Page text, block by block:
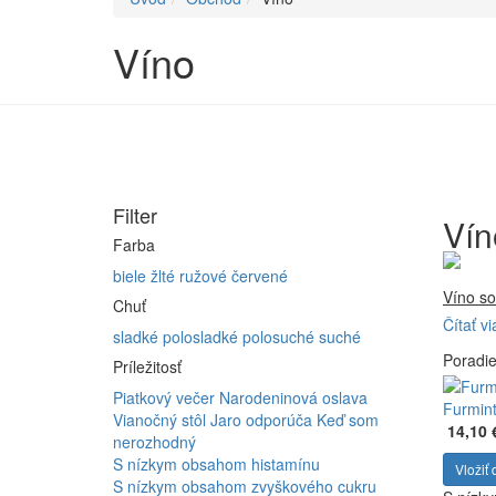
Víno
Filter
Farba
biele žlté ružové červené
Chuť
sladké polosladké polosuché suché
Príležitosť
Piatkový večer Narodeninová oslava
Vianočný stôl Jaro odporúča Keď som
nerozhodný
S nízkym obsahom histamínu
S nízkym obsahom zvyškového cukru
Víno
Firma
Čítať
14,10
Vložiť